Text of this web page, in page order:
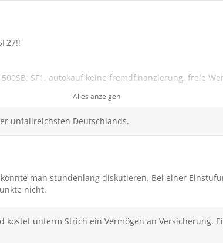
SF1, autokauf keine fremdfinanzierung, freie
es sehr , dass du mit deutlich besser SF-Klasse
auch ab. wenn du in einer unfall- und
Alles anzeigen
unfallreichsten Deutschlands.
man stundenlang diskutieren. Bei einer
nicht.
kostet unterm Strich ein Vermögen an Versicherung.